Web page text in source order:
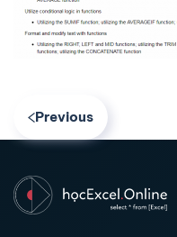
Previous